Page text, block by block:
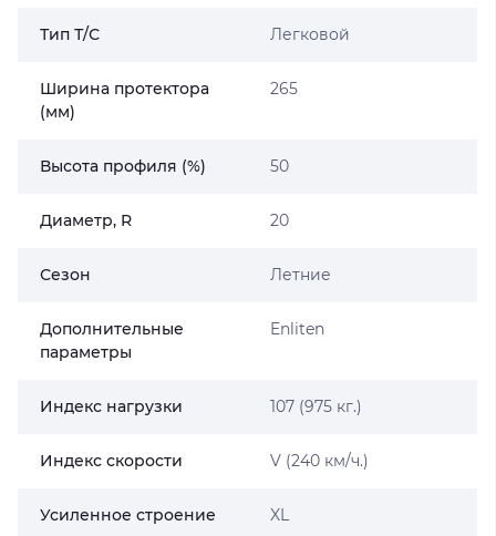
Тип Т/С Легковой
Ширина протектора
(мм)
265
Высота профиля (%) 50
Диаметр, R 20
Сезон Летние
Дополнительные
параметры
Enliten
Индекс нагрузки 107 (975 кг.)
Индекс скорости V (240 км/ч.)
Усиленное строение XL